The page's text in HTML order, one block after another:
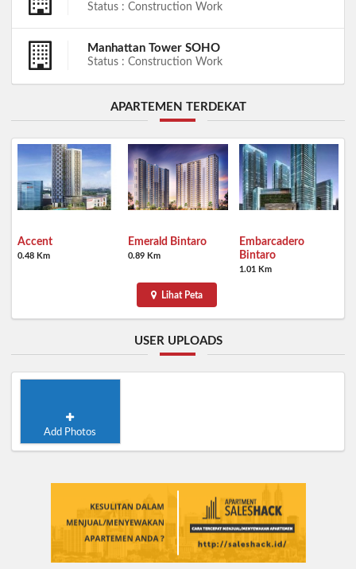
Status : Construction Work
Manhattan Tower SOHO
Status : Construction Work
APARTEMEN TERDEKAT
Accent
0.48 Km
Emerald Bintaro
0.89 Km
Embarcadero
Bintaro
1.01 Km
Lihat Peta
USER UPLOADS
Add Photos